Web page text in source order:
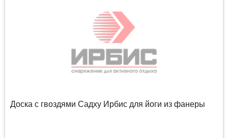
Доска с гвоздями Садху Ирбис для йоги из фанеры